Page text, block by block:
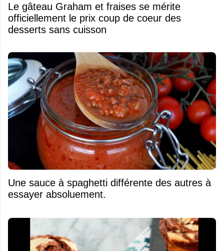
Le gâteau Graham et fraises se mérite
officiellement le prix coup de coeur des
desserts sans cuisson
Une sauce à spaghetti différente des autres à
essayer absoluement.